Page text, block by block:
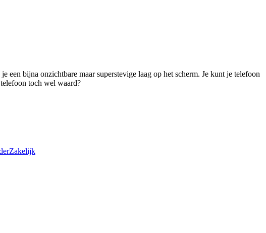
een bijna onzichtbare maar superstevige laag op het scherm. Je kunt je telefoon
toch wel waard?
Zakelijk